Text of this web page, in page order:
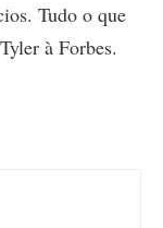
Tudo o que
à Forbes.